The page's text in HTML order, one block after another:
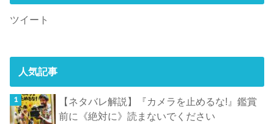
ツイート
人気記事
【ネタバレ解説】『カメラを止めるな!』鑑賞
前に《絶対に》読まないでください